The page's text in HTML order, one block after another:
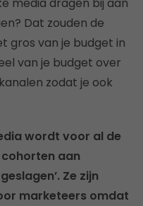
Dat zouden de
gros van je budget in
van je budget over
zodat je ook
wordt voor al de
aan
Ze zijn
marketeers omdat